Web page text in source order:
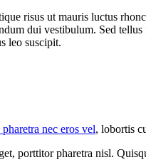
risus ut mauris luctus
dui vestibulum. Sed
leo suscipit.
nec eros vel, lobortis
porttitor pharetra nisl.